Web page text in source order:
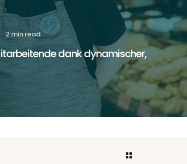
2 min read
dank dynamischer,